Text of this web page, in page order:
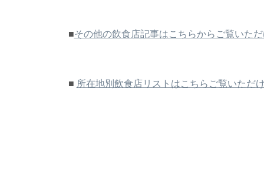
■その他の飲食店記事はこちらからご覧いただ
■ 所在地別飲食店リストはこちらご覧いただけ